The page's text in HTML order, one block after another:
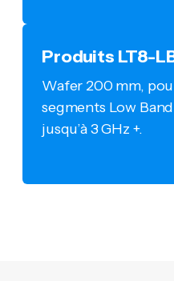
Produits LT8-
Wafer 200 mm,
segments Low
jusqu’à 3 GHz +.